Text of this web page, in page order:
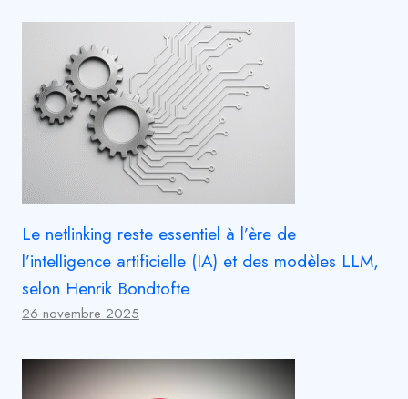
Le netlinking reste essentiel à l’ère de
l’intelligence artificielle (IA) et des modèles LLM,
selon Henrik Bondtofte
26 novembre 2025